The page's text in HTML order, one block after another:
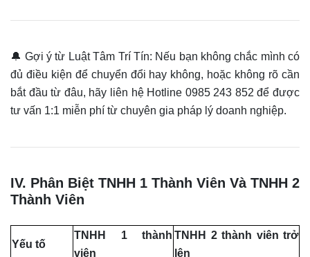
🔔 Gợi ý từ Luật Tâm Trí Tín: Nếu bạn không chắc mình có
đủ điều kiện để chuyển đổi hay không, hoặc không rõ cần
bắt đầu từ đâu, hãy liên hệ Hotline 0985 243 852 để được
tư vấn 1:1 miễn phí từ chuyên gia pháp lý doanh nghiệp.
IV. Phân Biệt TNHH 1 Thành Viên Và TNHH 2
Thành Viên
Yếu tố
TNHH 1 thành
viên
TNHH 2 thành viên trở
lên